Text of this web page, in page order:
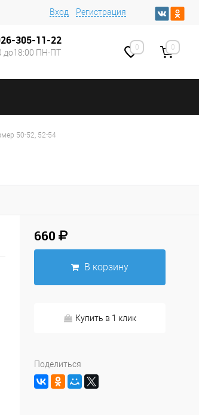
Вход Регистрация
305-11-22
до18:00 ПН-ПТ
0 0
50-52, 52-54
660
В корзину
Купить в 1 клик
Поделиться